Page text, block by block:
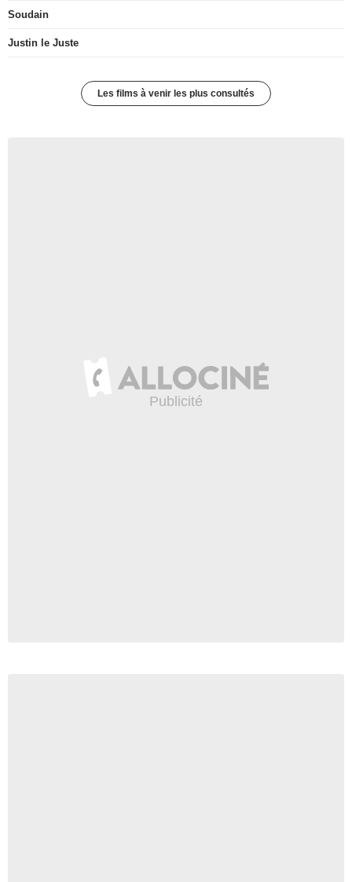
Soudain
Justin le Juste
Les films à venir les plus consultés